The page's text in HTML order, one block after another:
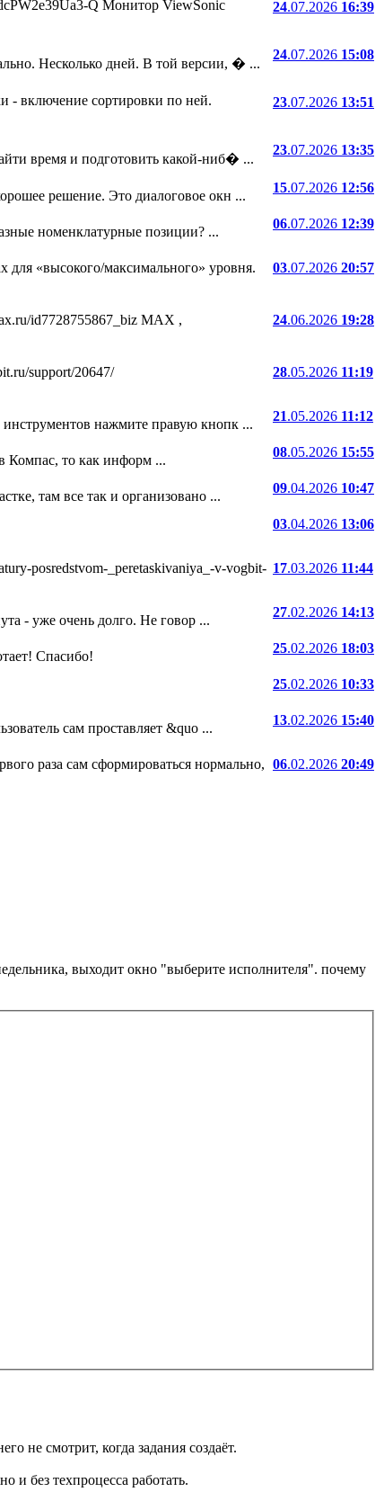
Q Монитор ViewSonic
24.07.2026 16:39
Несколько дней. В той версии, � ...
24.07.2026 15:08
- включение сортировки по ней.
23.07.2026 13:51
время и подготовить какой-ниб� ...
23.07.2026 13:35
решение. Это диалоговое окн ...
15.07.2026 12:56
номенклатурные позиции? ...
06.07.2026 12:39
«высокого/максимального» уровня.
03.07.2026 20:57
id7728755867_biz MAX ,
24.06.2026 19:28
support/20647/
28.05.2026 11:19
нажмите правую кнопк ...
21.05.2026 11:12
Компас, то как информ ...
08.05.2026 15:55
там все так и организовано ...
09.04.2026 10:47
03.04.2026 13:06
posredstvom-_peretaskivaniya_-v-vogbit- 17.03.2026 11:44
- уже очень долго. Не говор ...
27.02.2026 14:13
Спасибо!
25.02.2026 18:03
25.02.2026 10:33
сам проставляет &quo ...
13.02.2026 15:40
раза сам сформироваться нормально, 06.02.2026 20:49
выходит окно "выберите исполнителя". почему
не смотрит, когда задания создаёт.
без техпроцесса работать.